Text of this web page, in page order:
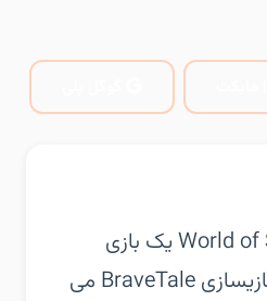
‏‏World of Steel : Tank Force یک بازی
اکشن از استودیوی بازیسازی BraveTale می